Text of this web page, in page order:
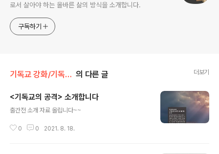
로서 살아야 하는 올바른 삶의 방식을 소개합니다.
구독하기
기독교 강화/기독교의 공격 의 다른 글 더보기
<기독교의 공격> 소개합니다
출간전 소개 자료 올립니다~~
0 0 2021. 8. 18.